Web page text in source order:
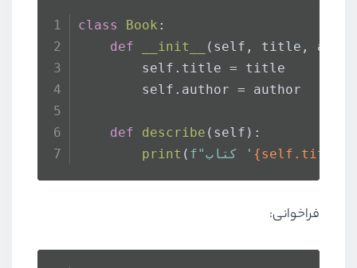
class Book :
def
__init__ ( self, title,
        self.title = title
        self.author = author
def describe ( self ):
print ( f"کتاب ' {self.title}
فراخوانی: